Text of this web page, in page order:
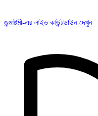
জন্মাষ্টমী-এর লাইভ কাউন্টডাউন দেখুন